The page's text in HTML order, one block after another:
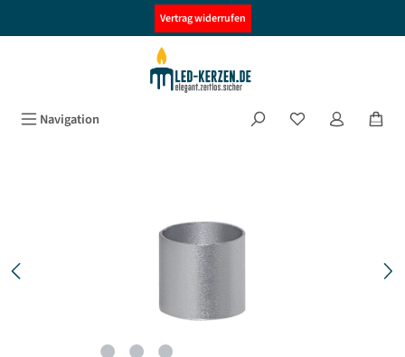
Vertrag widerrufen
Navigation